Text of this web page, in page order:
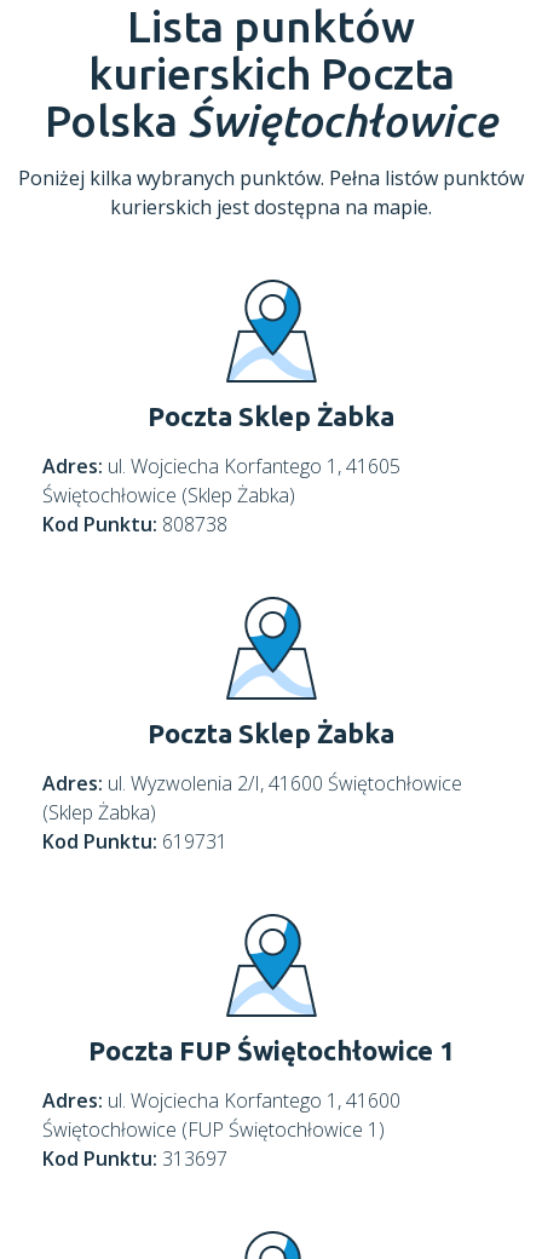
Lista punktów
kurierskich Poczta
Polska Świętochłowice
Poniżej kilka wybranych punktów. Pełna listów punktów
kurierskich jest dostępna na mapie.
Poczta Sklep Żabka
Adres: ul. Wojciecha Korfantego 1, 41605
Świętochłowice (Sklep Żabka)
Kod Punktu: 808738
Poczta Sklep Żabka
Adres: ul. Wyzwolenia 2/I, 41600 Świętochłowice
(Sklep Żabka)
Kod Punktu: 619731
Poczta FUP Świętochłowice 1
Adres: ul. Wojciecha Korfantego 1, 41600
Świętochłowice (FUP Świętochłowice 1)
Kod Punktu: 313697